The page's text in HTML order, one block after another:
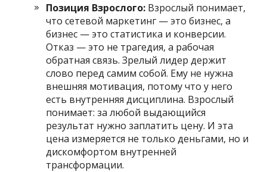
Позиция Взрослого: Взрослый понимает,
что сетевой маркетинг — это бизнес, а
бизнес — это статистика и конверсии.
Отказ — это не трагедия, а рабочая
обратная связь. Зрелый лидер держит
слово перед самим собой. Ему не нужна
внешняя мотивация, потому что у него
есть внутренняя дисциплина. Взрослый
понимает: за любой выдающийся
результат нужно заплатить цену. И эта
цена измеряется не только деньгами, но и
дискомфортом внутренней
трансформации.